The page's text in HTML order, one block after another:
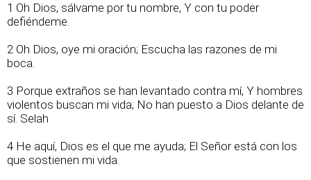
1 Oh Dios, sálvame por tu nombre, Y con tu poder
defiéndeme.
2 Oh Dios, oye mi oración; Escucha las razones de mi
boca.
3 Porque extraños se han levantado contra mí, Y hombres
violentos buscan mi vida; No han puesto a Dios delante de
sí. Selah
4 He aquí, Dios es el que me ayuda; El Señor está con los
que sostienen mi vida.